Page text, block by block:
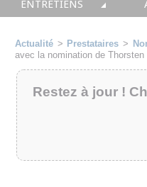
ENTRETIENS
• TRANSPORT
• SUPPLY / CHAIN
Actualité > Prestataires >
avec la nomination de Thorsten
Restez à jour !